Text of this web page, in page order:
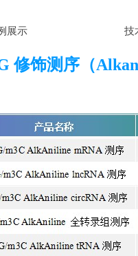
展示 技
修饰测序（